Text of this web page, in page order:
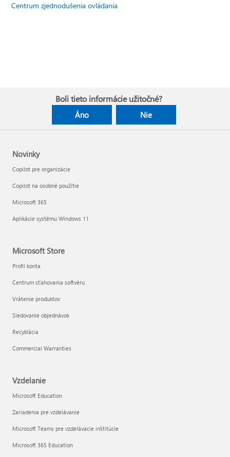
Centrum zjednodušenia ovládania
Boli tieto informácie užitočné?
Áno Nie
Novinky
Copilot pre organizácie
Copilot na osobné použitie
Microsoft 365
Aplikácie systému Windows 11
Microsoft Store
Profil konta
Centrum sťahovania softvéru
Vrátenie produktov
Sledovanie objednávok
Recyklácia
Commercial Warranties
Vzdelanie
Microsoft Education
Zariadenia pre vzdelávanie
Microsoft Teams pre vzdelávacie inštitúcie
Microsoft 365 Education